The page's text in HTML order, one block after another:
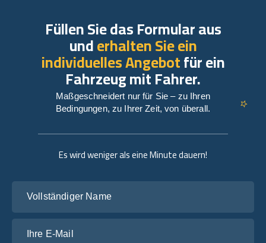
Es wird weniger als eine Minute dauern!
Füllen Sie das Formular aus
underhalten Sie ein
individuelles Angebotfür ein
Fahrzeug mit Fahrer.
Maßgeschneidert nur für Sie – zu Ihren
Bedingungen, zu Ihrer Zeit, von überall.